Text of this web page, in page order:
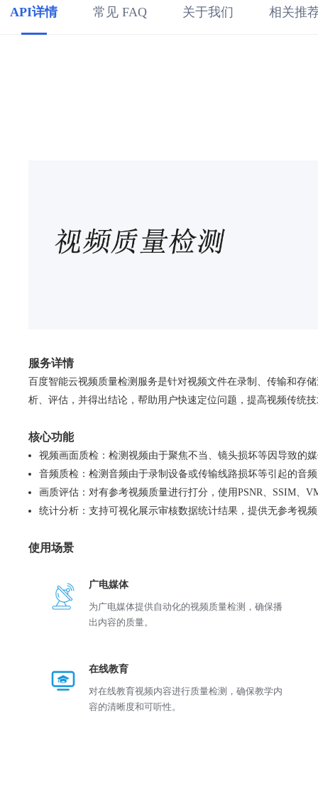
API详情 常见 FAQ 关于我们 相关推
服务详情
百度智能云视频质量检测服务是针对视频文件在录制、传输和存
析、评估，并得出结论，帮助用户快速定位问题，提高视频传统
核心功能
视频画面质检：检测视频由于聚焦不当、镜头损坏等因导致的
音频质检：检测音频由于录制设备或传输线路损坏等引起的音
画质评估：对有参考视频质量进行打分，使用PSNR、SSIM、
统计分析：支持可视化展示审核数据统计结果，提供无参考视
使用场景
广电媒体
为广电媒体提供自动化的视频质量检测，确保播
出内容的质量。
在线教育
对在线教育视频内容进行质量检测，确保教学内
容的清晰度和可听性。